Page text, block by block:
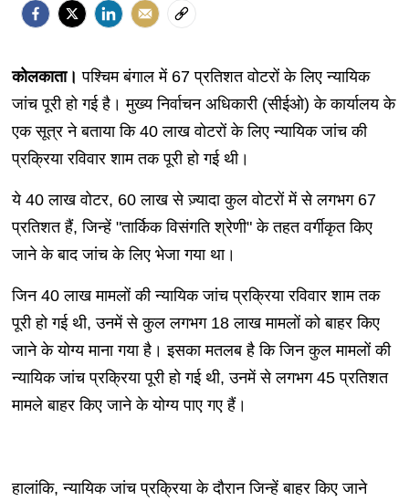
कोलकाता।पश्चिम बंगाल में 67 प्रतिशत वोटरों के लिए न्यायिक
जांच पूरी हो गई है। मुख्य निर्वाचन अधिकारी (सीईओ) के कार्यालय के
एक सूत्र ने बताया कि 40 लाख वोटरों के लिए न्यायिक जांच की
प्रक्रिया रविवार शाम तक पूरी हो गई थी।
ये 40 लाख वोटर, 60 लाख से ज़्यादा कुल वोटरों में से लगभग 67
प्रतिशत हैं, जिन्हें "तार्किक विसंगति श्रेणी" के तहत वर्गीकृत किए
जाने के बाद जांच के लिए भेजा गया था।
जिन 40 लाख मामलों की न्यायिक जांच प्रक्रिया रविवार शाम तक
पूरी हो गई थी, उनमें से कुल लगभग 18 लाख मामलों को बाहर किए
जाने के योग्य माना गया है। इसका मतलब है कि जिन कुल मामलों की
न्यायिक जांच प्रक्रिया पूरी हो गई थी, उनमें से लगभग 45 प्रतिशत
मामले बाहर किए जाने के योग्य पाए गए हैं।
हालांकि, न्यायिक जांच प्रक्रिया के दौरान जिन्हें बाहर किए जाने